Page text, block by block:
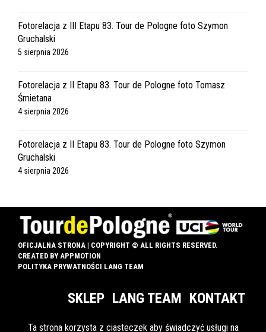
Fotorelacja z III Etapu 83. Tour de Pologne foto Szymon
Gruchalski
5 sierpnia 2026
Fotorelacja z II Etapu 83. Tour de Pologne foto Tomasz
Śmietana
4 sierpnia 2026
Fotorelacja z II Etapu 83. Tour de Pologne foto Szymon
Gruchalski
4 sierpnia 2026
OFICJALNA STRONA | COPYRIGHT © ALL RIGHTS RESERVED.
CREATED BY APPMOTION
POLITYKA PRYWATNOŚCI LANG TEAM
SKLEP LANG TEAM KONTAKT
Ta strona korzysta z ciasteczek aby świadczyć usługi na